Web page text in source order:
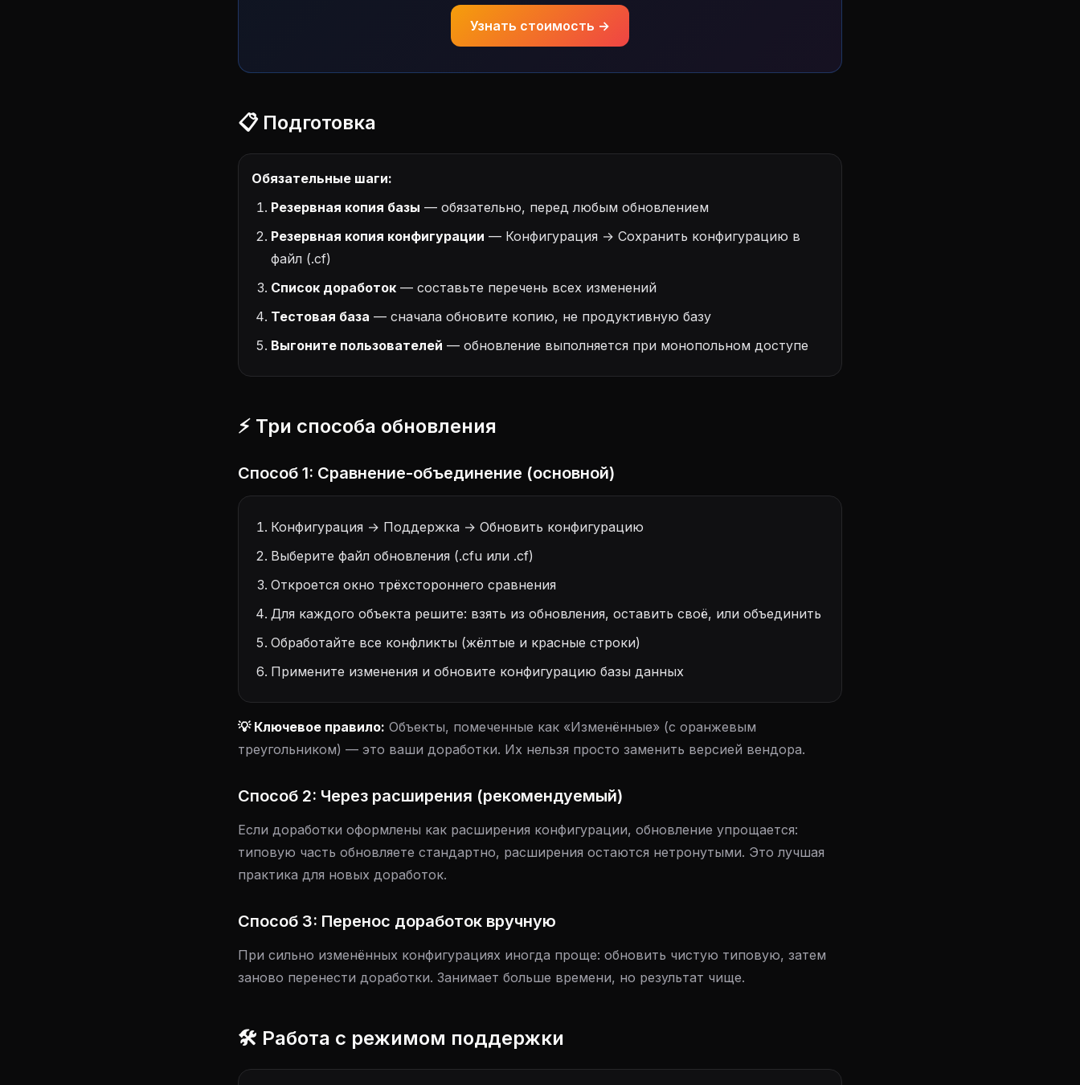
Узнать стоимость →
📋 Подготовка
Обязательные шаги:
Резервная копия базы — обязательно, перед любым обновлением
Резервная копия конфигурации — Конфигурация → Сохранить конфигурацию в
файл (.cf)
Список доработок — составьте перечень всех изменений
Тестовая база — сначала обновите копию, не продуктивную базу
Выгоните пользователей — обновление выполняется при монопольном доступе
⚡ Три способа обновления
Способ 1: Сравнение-объединение (основной)
Конфигурация → Поддержка → Обновить конфигурацию
Выберите файл обновления (.cfu или .cf)
Откроется окно трёхстороннего сравнения
Для каждого объекта решите: взять из обновления, оставить своё, или объединить
Обработайте все конфликты (жёлтые и красные строки)
Примените изменения и обновите конфигурацию базы данных
💡 Ключевое правило: Объекты, помеченные как «Изменённые» (с оранжевым
треугольником) — это ваши доработки. Их нельзя просто заменить версией вендора.
Способ 2: Через расширения (рекомендуемый)
Если доработки оформлены как расширения конфигурации, обновление упрощается:
типовую часть обновляете стандартно, расширения остаются нетронутыми. Это лучшая
практика для новых доработок.
Способ 3: Перенос доработок вручную
При сильно изменённых конфигурациях иногда проще: обновить чистую типовую, затем
заново перенести доработки. Занимает больше времени, но результат чище.
🛠️ Работа с режимом поддержки